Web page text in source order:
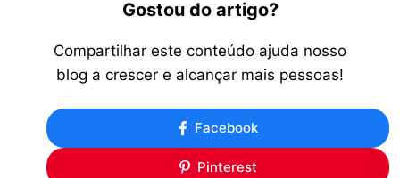
Gostou do artigo?
Compartilhar este conteúdo ajuda nosso
blog a crescer e alcançar mais pessoas!
Facebook
Pinterest